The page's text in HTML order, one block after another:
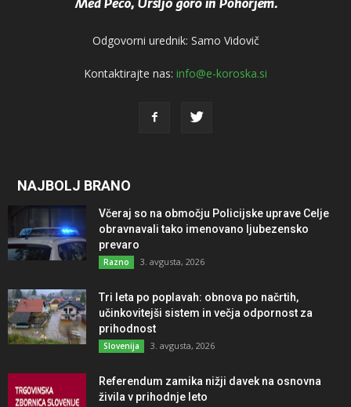
Odgovorni urednik: Samo Vidovič
Kontaktirajte nas: info@e-koroska.si
NAJBOLJ BRANO
Včeraj so na območju Policijske uprave Celje
obravnavali tako imenovano ljubezensko
prevaro
Razno 3. avgusta, 2026
Tri leta po poplavah: obnova po načrtih,
učinkovitejši sistem in večja odpornost za
prihodnost
Slovenija 3. avgusta, 2026
Referendum zamika nižji davek na osnovna
živila v prihodnje leto